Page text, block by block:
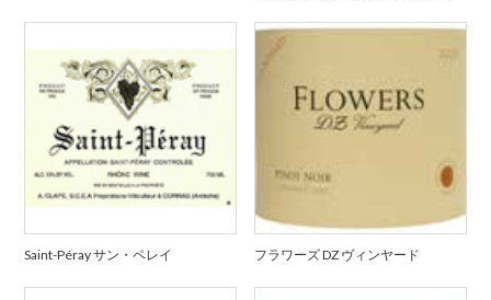
Saint-Péray サン・ペレイ フラワーズ DZ ヴィンヤード